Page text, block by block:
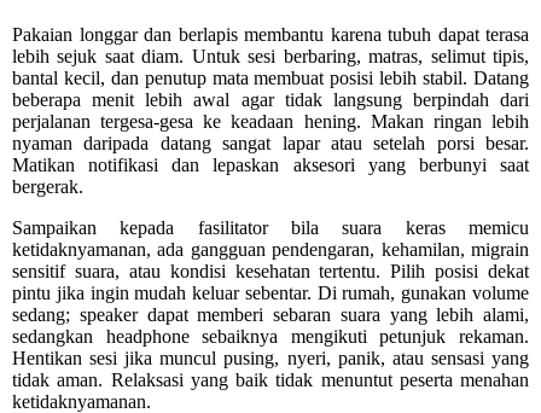
Pakaian longgar dan berlapis membantu karena tubuh dapat terasa
lebih sejuk saat diam. Untuk sesi berbaring, matras, selimut tipis,
bantal kecil, dan penutup mata membuat posisi lebih stabil. Datang
beberapa menit lebih awal agar tidak langsung berpindah dari
perjalanan tergesa-gesa ke keadaan hening. Makan ringan lebih
nyaman daripada datang sangat lapar atau setelah porsi besar.
Matikan notifikasi dan lepaskan aksesori yang berbunyi saat
bergerak.
Sampaikan kepada fasilitator bila suara keras memicu
ketidaknyamanan, ada gangguan pendengaran, kehamilan, migrain
sensitif suara, atau kondisi kesehatan tertentu. Pilih posisi dekat
pintu jika ingin mudah keluar sebentar. Di rumah, gunakan volume
sedang; speaker dapat memberi sebaran suara yang lebih alami,
sedangkan headphone sebaiknya mengikuti petunjuk rekaman.
Hentikan sesi jika muncul pusing, nyeri, panik, atau sensasi yang
tidak aman. Relaksasi yang baik tidak menuntut peserta menahan
ketidaknyamanan.